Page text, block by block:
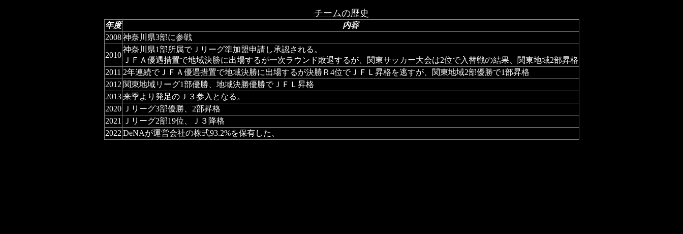
チームの歴史
年度
内容
2008 神奈川県3部に参戦
2010
神奈川県1部所属でＪリーグ準加盟申請し承認される。
ＪＦＡ優遇措置で地域決勝に出場するが一次ラウンド敗退するが、関東サッカー大会は2位で入替戦の結果、関東地域2部昇格
2011 2年連続でＪＦＡ優遇措置で地域決勝に出場するが決勝Ｒ4位でＪＦＬ昇格を逃すが、関東地域2部優勝で1部昇格
2012 関東地域リーグ1部優勝、地域決勝優勝でＪＦＬ昇格
2013 来季より発足のＪ３参入となる。
2020
Ｊリーグ3部優勝、2部昇格
2021
Ｊリーグ2部19位、Ｊ３降格
2022 DeNAが運営会社の株式93.2%を保有した、